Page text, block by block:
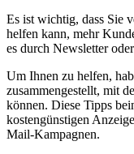
Es ist wichtig, dass Sie
helfen kann, mehr
es durch Newsletter
Um Ihnen zu helfen,
zusammengestellt, mit
können. Diese Tipps
kostengünstigen
Mail-Kampagnen.